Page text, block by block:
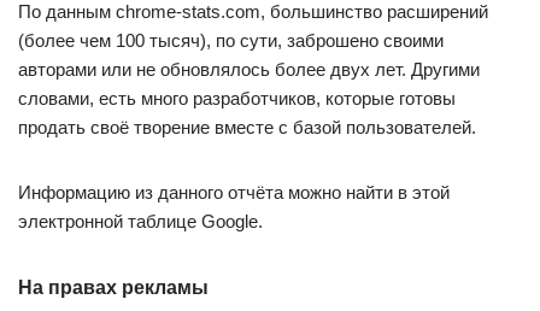
По данным chrome-stats.com, большинство расширений
(более чем 100 тысяч), по сути, заброшено своими
авторами или не обновлялось более двух лет. Другими
словами, есть много разработчиков, которые готовы
продать своё творение вместе с базой пользователей.
Информацию из данного отчёта можно найти в этой
электронной таблице Google.
На правах рекламы